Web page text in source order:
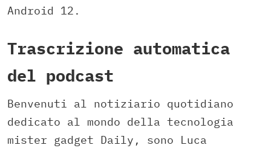
Android 12.
Trascrizione automatica
del podcast
Benvenuti al notiziario quotidiano
dedicato al mondo della tecnologia
mister gadget Daily, sono Luca